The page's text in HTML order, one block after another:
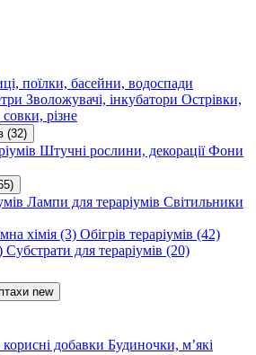
поїлки, басейни, водоспади
Зволожувачі, інкубатори Острівки,
різне
(32)
Штучні рослини, декораціїФони
Лампи для тераріумів Світильники
хімія (3) Обігрів тераріумів (42)
Субстрати для тераріумів (20)
new
корисні добавки Будиночки, м’які